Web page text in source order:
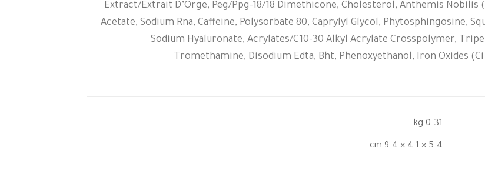
Extract/Extrait D’Orge, Peg/Ppg-18/18 Dimethicone, Cholesterol, Anthemis Nobilis
Acetate, Sodium Rna, Caffeine, Polysorbate 80, Caprylyl Glycol, Phytosphingosine,
Sodium Hyaluronate, Acrylates/C10-30 Alkyl Acrylate Crosspolymer,
Tromethamine, Disodium Edta, Bht, Phenoxyethanol, Iron Oxides (Ci
0.31 kg
5.4 × 4.1 × 9.4 cm